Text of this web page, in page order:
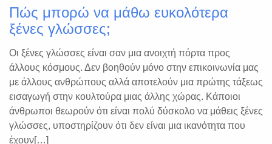
Πώς μπορώ να μάθω ευκολότερα
ξένες γλώσσες;
Οι ξένες γλώσσες είναι σαν μια ανοιχτή πόρτα προς
άλλους κόσμους. Δεν βοηθούν μόνο στην επικοινωνία μας
με άλλους ανθρώπους αλλά αποτελούν μια πρώτης τάξεως
εισαγωγή στην κουλτούρα μιας άλλης χώρας. Κάποιοι
άνθρωποι θεωρούν ότι είναι πολύ δύσκολο να μάθεις ξένες
γλώσσες, υποστηρίζουν ότι δεν είναι μια ικανότητα που
έχουν[…]